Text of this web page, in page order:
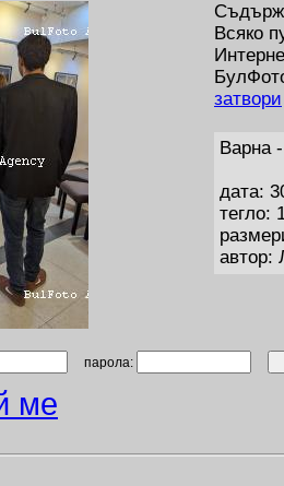
Всяко
затвори
Варна
дата:
тегло:
автор:
парола:
ме